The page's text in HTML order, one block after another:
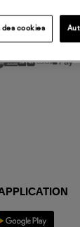
des cookies